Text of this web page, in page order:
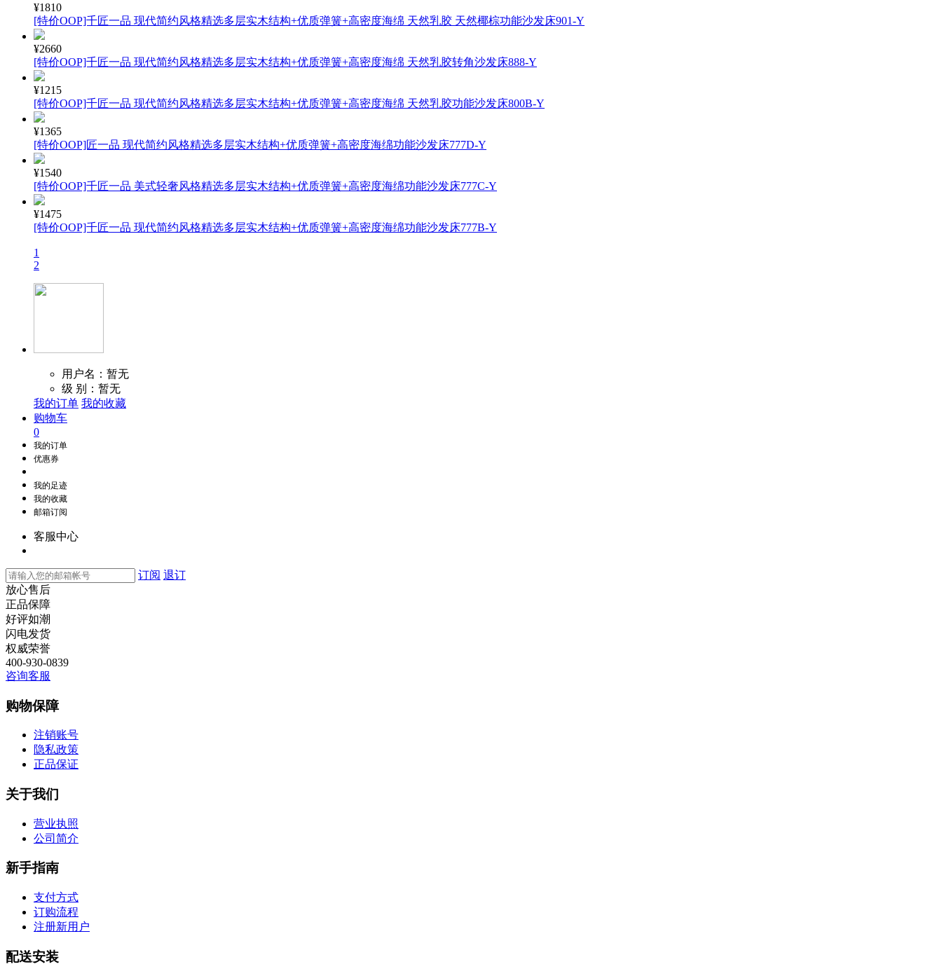
¥1810
[特价OOP]千匠一品 现代简约风格精选多层实木结构+优质弹簧+高密度海绵 天然乳胶 天然椰棕功能沙发床901-Y
¥2660
[特价OOP]千匠一品 现代简约风格精选多层实木结构+优质弹簧+高密度海绵 天然乳胶转角沙发床888-Y
¥1215
[特价OOP]千匠一品 现代简约风格精选多层实木结构+优质弹簧+高密度海绵 天然乳胶功能沙发床800B-Y
¥1365
[特价OOP]匠一品 现代简约风格精选多层实木结构+优质弹簧+高密度海绵功能沙发床777D-Y
¥1540
[特价OOP]千匠一品 美式轻奢风格精选多层实木结构+优质弹簧+高密度海绵功能沙发床777C-Y
¥1475
[特价OOP]千匠一品 现代简约风格精选多层实木结构+优质弹簧+高密度海绵功能沙发床777B-Y
1
2
用户名：暂无
级 别：暂无
我的订单 我的收藏
购物车
0
我的订单
优惠券
我的足迹
我的收藏
邮箱订阅
客服中心
订阅 退订
放心售后
正品保障
好评如潮
闪电发货
权威荣誉
400-930-0839
咨询客服
购物保障
注销账号
隐私政策
正品保证
关于我们
营业执照
公司简介
新手指南
支付方式
订购流程
注册新用户
配送安装